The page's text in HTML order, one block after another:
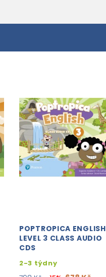
POPTROPICA ENGLISH
LEVEL 3 CLASS AUDIO
CDS
2-3 týdny